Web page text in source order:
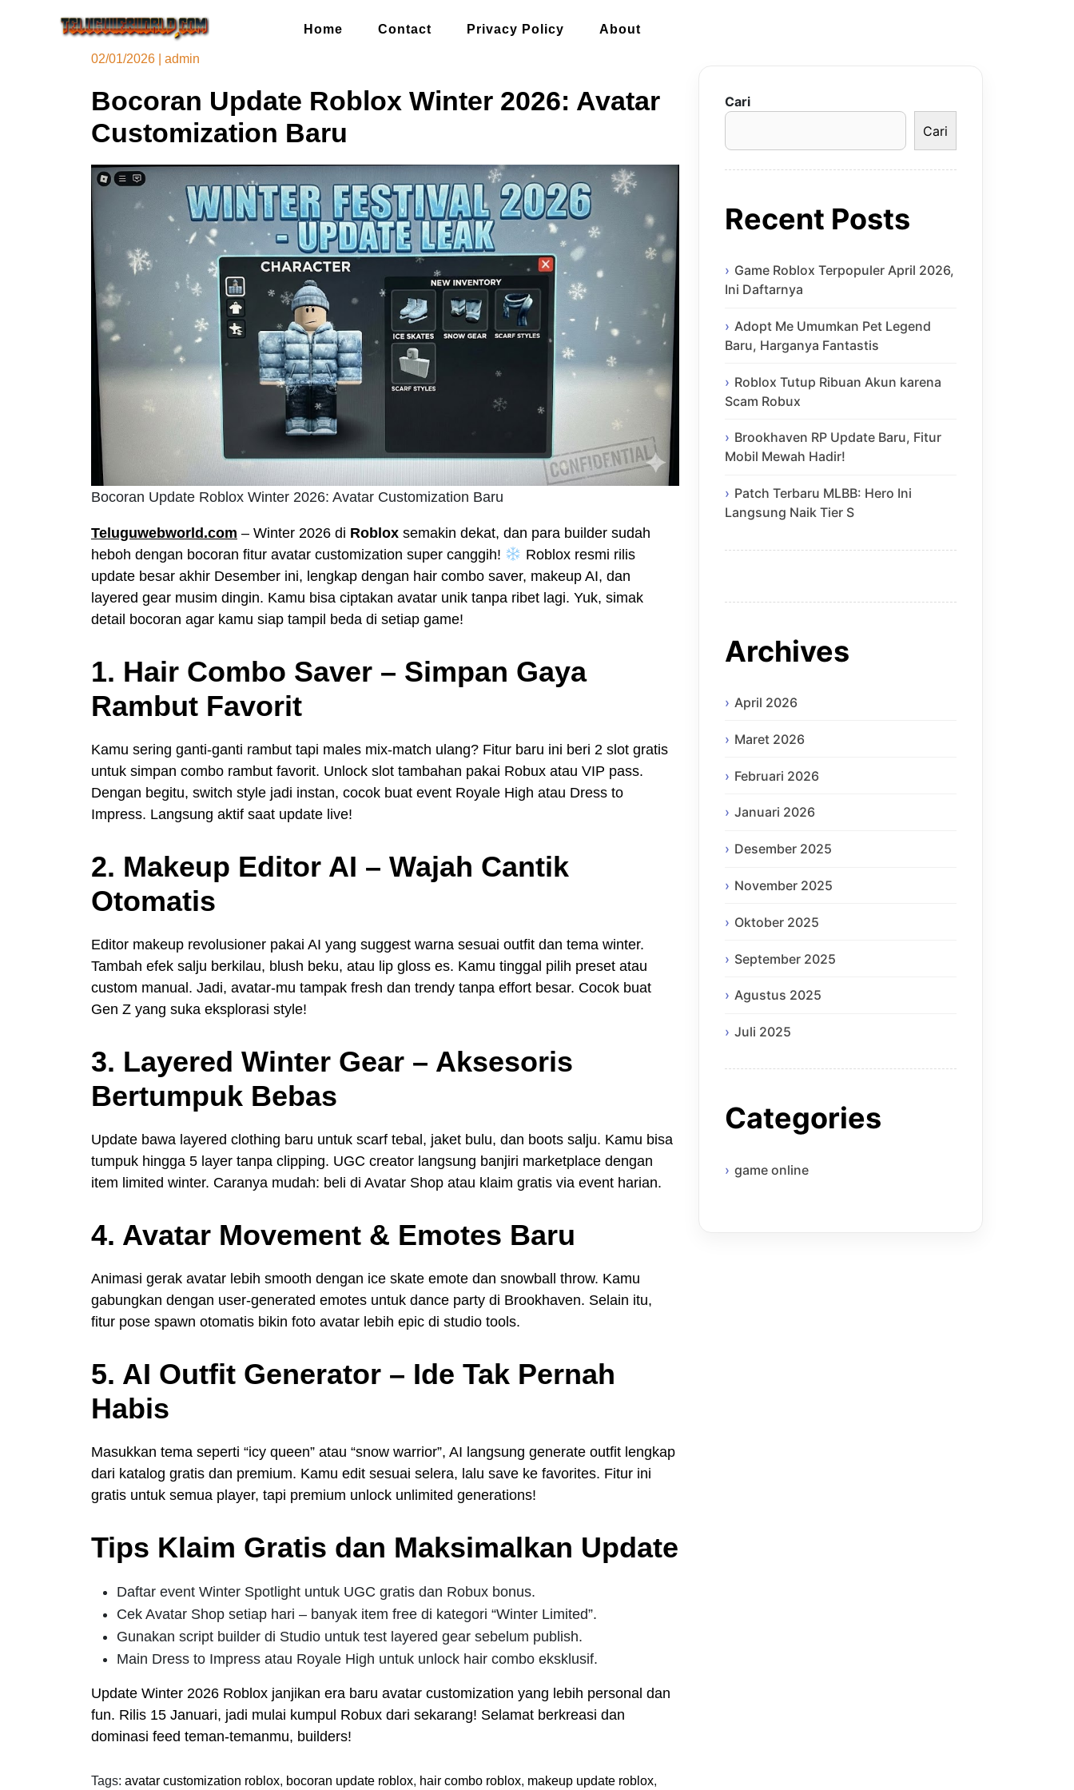
Home Contact Privacy Policy About
02/01/2026 admin
Bocoran Update Roblox Winter 2026: Avatar
Customization Baru
Bocoran Update Roblox Winter 2026: Avatar Customization Baru
Teluguwebworld.com – Winter 2026 di Roblox semakin dekat, dan para builder sudah
heboh dengan bocoran fitur avatar customization super canggih!
Roblox resmi rilis
update besar akhir Desember ini, lengkap dengan hair combo saver, makeup AI, dan
layered gear musim dingin. Kamu bisa ciptakan avatar unik tanpa ribet lagi. Yuk, simak
detail bocoran agar kamu siap tampil beda di setiap game!
1. Hair Combo Saver – Simpan Gaya
Rambut Favorit
Kamu sering ganti-ganti rambut tapi males mix-match ulang? Fitur baru ini beri 2 slot gratis
untuk simpan combo rambut favorit. Unlock slot tambahan pakai Robux atau VIP pass.
Dengan begitu, switch style jadi instan, cocok buat event Royale High atau Dress to
Impress. Langsung aktif saat update live!
2. Makeup Editor AI – Wajah Cantik
Otomatis
Editor makeup revolusioner pakai AI yang suggest warna sesuai outfit dan tema winter.
Tambah efek salju berkilau, blush beku, atau lip gloss es. Kamu tinggal pilih preset atau
custom manual. Jadi, avatar-mu tampak fresh dan trendy tanpa effort besar. Cocok buat
Gen Z yang suka eksplorasi style!
3. Layered Winter Gear – Aksesoris
Bertumpuk Bebas
Update bawa layered clothing baru untuk scarf tebal, jaket bulu, dan boots salju. Kamu bisa
tumpuk hingga 5 layer tanpa clipping. UGC creator langsung banjiri marketplace dengan
item limited winter. Caranya mudah: beli di Avatar Shop atau klaim gratis via event harian.
4. Avatar Movement & Emotes Baru
Animasi gerak avatar lebih smooth dengan ice skate emote dan snowball throw. Kamu
gabungkan dengan user-generated emotes untuk dance party di Brookhaven. Selain itu,
fitur pose spawn otomatis bikin foto avatar lebih epic di studio tools.
5. AI Outfit Generator – Ide Tak Pernah
Habis
Masukkan tema seperti “icy queen” atau “snow warrior”, AI langsung generate outfit lengkap
dari katalog gratis dan premium. Kamu edit sesuai selera, lalu save ke favorites. Fitur ini
gratis untuk semua player, tapi premium unlock unlimited generations!
Tips Klaim Gratis dan Maksimalkan Update
Daftar event Winter Spotlight untuk UGC gratis dan Robux bonus.
Cek Avatar Shop setiap hari – banyak item free di kategori “Winter Limited”.
Gunakan script builder di Studio untuk test layered gear sebelum publish.
Main Dress to Impress atau Royale High untuk unlock hair combo eksklusif.
Update Winter 2026 Roblox janjikan era baru avatar customization yang lebih personal dan
fun. Rilis 15 Januari, jadi mulai kumpul Robux dari sekarang! Selamat berkreasi dan
dominasi feed teman-temanmu, builders!
Tags: avatar customization roblox, bocoran update roblox, hair combo roblox, makeup update roblox,
Cari
Cari
Recent Posts
Game Roblox Terpopuler April 2026,
Ini Daftarnya
Adopt Me Umumkan Pet Legend
Baru, Harganya Fantastis
Roblox Tutup Ribuan Akun karena
Scam Robux
Brookhaven RP Update Baru, Fitur
Mobil Mewah Hadir!
Patch Terbaru MLBB: Hero Ini
Langsung Naik Tier S
Archives
April 2026
Maret 2026
Februari 2026
Januari 2026
Desember 2025
November 2025
Oktober 2025
September 2025
Agustus 2025
Juli 2025
Categories
game online